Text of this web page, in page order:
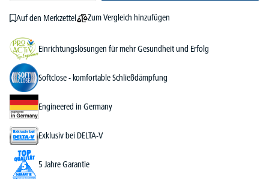
Auf den Merkzettel Zum Vergleich hinzufügen
Einrichtungslösungen für mehr Gesundheit und Erfolg
Softclose - komfortable Schließdämpfung
Engineered in Germany
Exklusiv bei DELTA-V
5 Jahre Garantie